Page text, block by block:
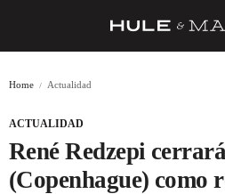
BARRAS Y ESTRELLAS
Home Actualidad
ACTUALIDAD
René Redzepi
(Copenhague) como